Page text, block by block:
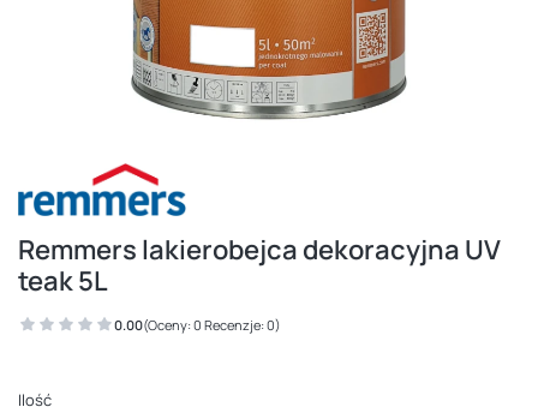
Remmers lakierobejca dekoracyjna UV
teak 5L
0.00(Oceny: 0 Recenzje: 0)
Ilość